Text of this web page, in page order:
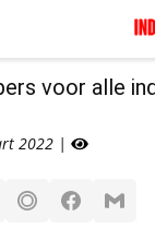
voor alle
2022 |